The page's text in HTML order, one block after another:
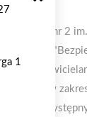
nr 2
hasłem
uczniów w
w
1